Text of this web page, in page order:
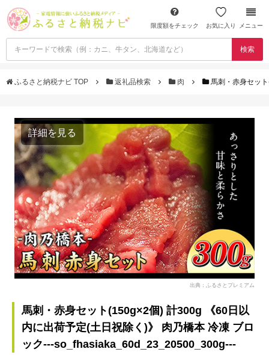
限度額をチェック お気に入り メニュー
検索
ふるさと納税ナビ TOP 返礼品検索 肉 馬刺・赤身セッ
詳細を見る
出典：ふるさとプレミアム
馬刺・赤身セット(150g×2個) 計300g 《60日以
内に出荷予定(土日祝除く)》 肉乃橋本 冷凍 ブロ
ック---so_fhasiaka_60d_23_20500_300g---